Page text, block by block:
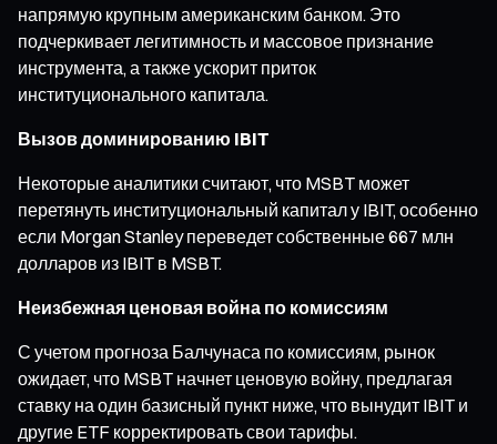
напрямую крупным американским банком. Это
подчеркивает легитимность и массовое признание
инструмента, а также ускорит приток
институционального капитала.
Вызов доминированию IBIT
Некоторые аналитики считают, что MSBT может
перетянуть институциональный капитал у IBIT, особенно
если Morgan Stanley переведет собственные 667 млн
долларов из IBIT в MSBT.
Неизбежная ценовая война по комиссиям
С учетом прогноза Балчунаса по комиссиям, рынок
ожидает, что MSBT начнет ценовую войну, предлагая
ставку на один базисный пункт ниже, что вынудит IBIT и
другие ETF корректировать свои тарифы.